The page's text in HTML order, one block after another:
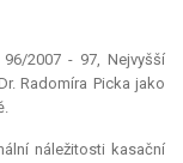
2007 - 97, Nejvyšší
Radomíra Picka jako
náležitosti kasační